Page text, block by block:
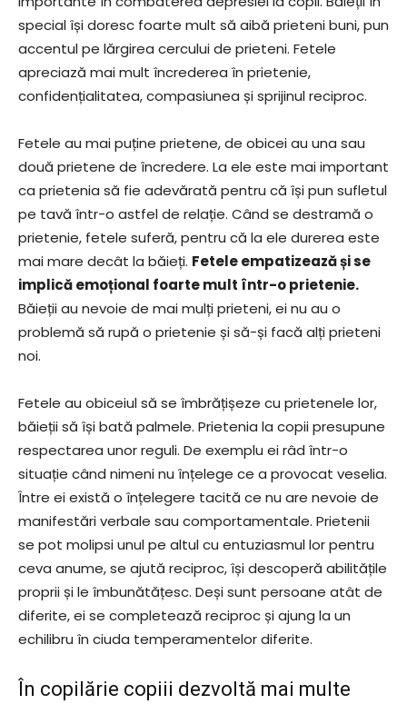
special își doresc foarte mult să aibă prieteni buni, pun
accentul pe lărgirea cercului de prieteni. Fetele
apreciază mai mult încrederea în prietenie,
confidențialitatea, compasiunea și sprijinul reciproc.
Fetele au mai puține prietene, de obicei au una sau
două prietene de încredere. La ele este mai important
ca prietenia să fie adevărată pentru că își pun sufletul
pe tavă într-o astfel de relație. Când se destramă o
prietenie, fetele suferă, pentru că la ele durerea este
mai mare decât la băieți. Fetele empatizează și se
implică emoțional foarte mult într-o prietenie.
Băieții au nevoie de mai mulți prieteni, ei nu au o
problemă să rupă o prietenie și să-și facă alți prieteni
noi.
Fetele au obiceiul să se îmbrățișeze cu prietenele lor,
băieții să își bată palmele. Prietenia la copii presupune
respectarea unor reguli. De exemplu ei râd într-o
situație când nimeni nu înțelege ce a provocat veselia.
Între ei există o înțelegere tacită ce nu are nevoie de
manifestări verbale sau comportamentale. Prietenii
se pot molipsi unul pe altul cu entuziasmul lor pentru
ceva anume, se ajută reciproc, își descoperă abilitățile
proprii și le îmbunătățesc. Deși sunt persoane atât de
diferite, ei se completează reciproc și ajung la un
echilibru în ciuda temperamentelor diferite.
În copilărie copiii dezvoltă mai multe